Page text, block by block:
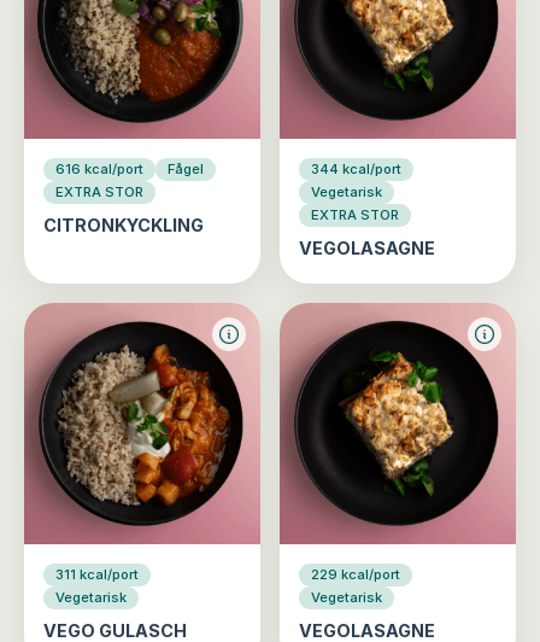
616 kcal/port
Fågel
EXTRA STOR
CITRONKYCKLING
344 kcal/port
Vegetarisk
EXTRA STOR
VEGOLASAGNE
311 kcal/port
Vegetarisk
VEGO GULASCH
229 kcal/port
Vegetarisk
VEGOLASAGNE